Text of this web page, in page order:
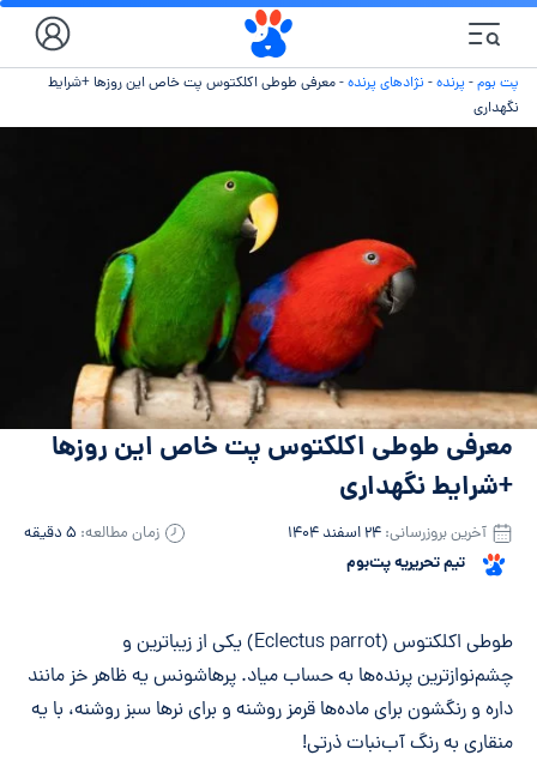
پت بوم- پرنده- نژادهای پرنده-معرفی طوطی اکلکتوس پت خاص این روزها +شرایط
نگهداری
معرفی طوطی اکلکتوس پت خاص این روزها
+شرایط نگهداری
تیم تحریریه پت‌بوم
آخرین بروزرسانی: ۲۴ اسفند ۱۴۰۴ زمان مطالعه: ۵ دقیقه
خلاصه مقاله
طوطی اکلکتوس (Eclectus parrot) یکی از زیباترین و
چشم‌نوازترین پرنده‌ها به حساب میاد. پرهاشونس یه ظاهر خز مانند
داره و رنگشون برای ماده‌ها قرمز روشنه و برای نرها سبز روشنه، با یه
منقاری به رنگ آب‌نبات ذرتی!